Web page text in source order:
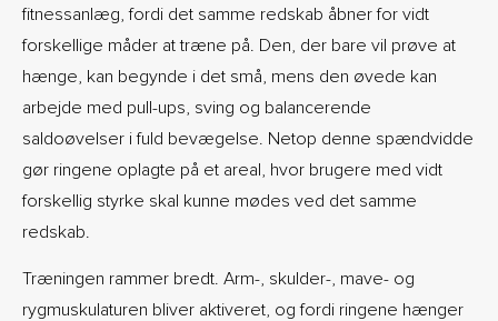
fitnessanlæg, fordi det samme redskab åbner for vidt
forskellige måder at træne på. Den, der bare vil prøve at
hænge, kan begynde i det små, mens den øvede kan
arbejde med pull-ups, sving og balancerende
saldoøvelser i fuld bevægelse. Netop denne spændvidde
gør ringene oplagte på et areal, hvor brugere med vidt
forskellig styrke skal kunne mødes ved det samme
redskab.
Træningen rammer bredt. Arm-, skulder-, mave- og
rygmuskulaturen bliver aktiveret, og fordi ringene hænger